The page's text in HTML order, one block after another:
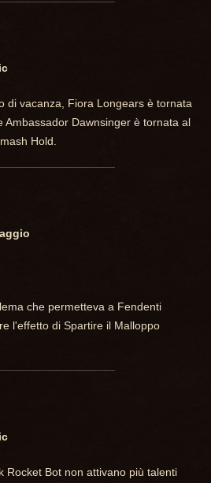
di vacanza, Fiora Longears è tornata
Ambassador Dawnsinger è tornata al
Hold.
che permetteva a Fendenti
l'effetto di Spartire il Malloppo
Rocket Bot non attivano più talenti